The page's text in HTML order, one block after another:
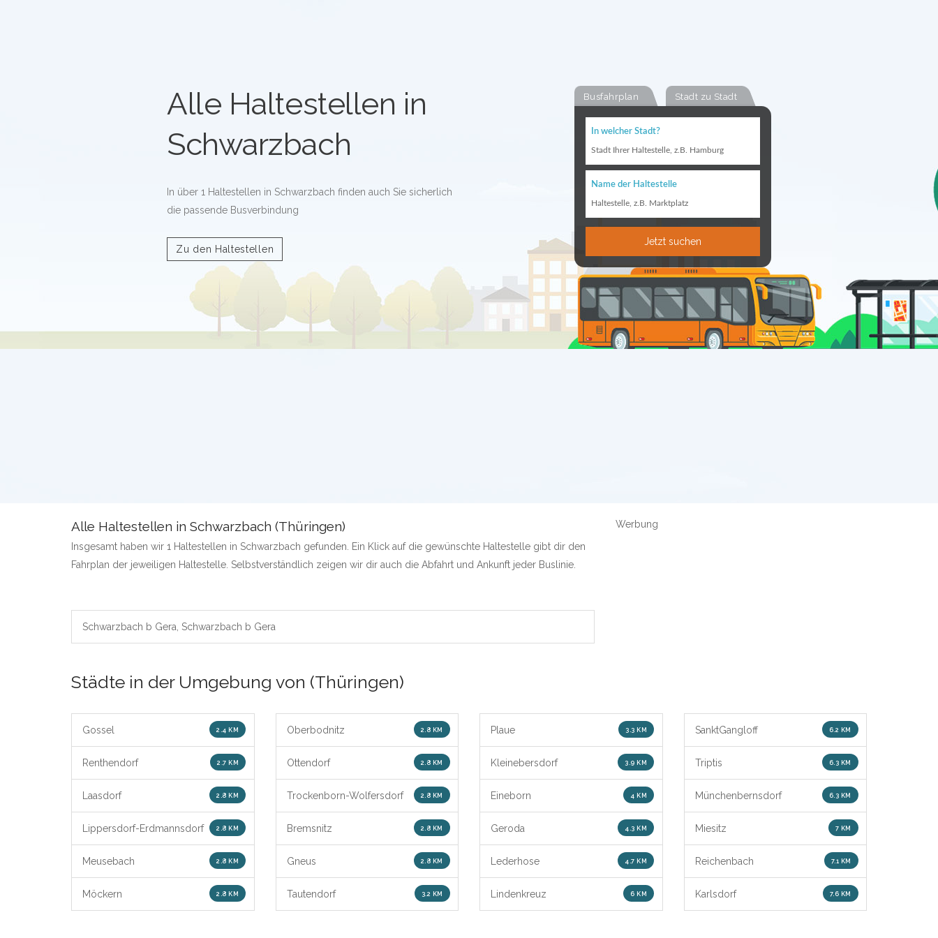
Busfahrplan Stadt zu Stadt
In welcher Stadt?
Stadt Ihrer Haltestelle, z.B. Hamburg
Name der Haltestelle
Haltestelle, z.B. Marktplatz
Jetzt suchen
Alle Haltestellen in
Schwarzbach
In über 1 Haltestellen in Schwarzbach finden auch Sie sicherlich
die passende Busverbindung
Zu den Haltestellen
Alle Haltestellen in Schwarzbach (Thüringen)
Insgesamt haben wir 1 Haltestellen in Schwarzbach gefunden. Ein Klick auf die gewünschte Haltestelle gibt dir den
Fahrplan der jeweiligen Haltestelle. Selbstverständlich zeigen wir dir auch die Abfahrt und Ankunft jeder Buslinie.
Schwarzbach b Gera, Schwarzbach b Gera
Werbung
Städte in der Umgebung von (Thüringen)
Gossel 2.4 KM
Renthendorf 2.7 KM
Laasdorf 2.8 KM
Lippersdorf-Erdmannsdorf 2.8 KM
Meusebach 2.8 KM
Möckern 2.8 KM
Oberbodnitz 2.8 KM
Ottendorf 2.8 KM
Trockenborn-Wolfersdorf 2.8 KM
Bremsnitz 2.8 KM
Gneus 2.8 KM
Tautendorf 3.2 KM
Plaue 3.3 KM
Kleinebersdorf 3.9 KM
Eineborn 4 KM
Geroda 4.3 KM
Lederhose 4.7 KM
Lindenkreuz 6 KM
SanktGangloff 6.2 KM
Triptis 6.3 KM
Münchenbernsdorf 6.3 KM
Miesitz 7 KM
Reichenbach 7.1 KM
Karlsdorf 7.6 KM